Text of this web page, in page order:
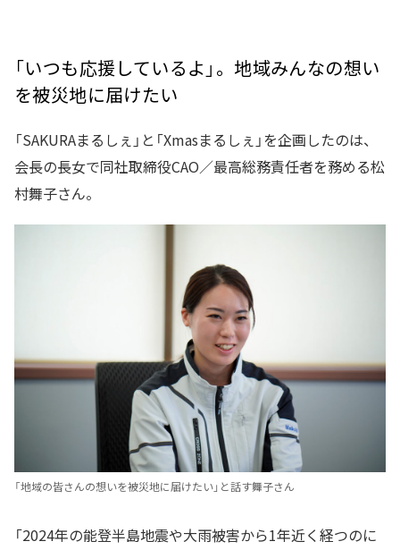
「いつも応援しているよ」。地域みんなの想い
を被災地に届けたい
「SAKURAまるしぇ」と「Xmasまるしぇ」を企画したのは、
会長の長女で同社取締役CAO／最高総務責任者を務める松
村舞子さん。
「地域の皆さんの想いを被災地に届けたい」と話す舞子さん
「2024年の能登半島地震や大雨被害から1年近く経つのに